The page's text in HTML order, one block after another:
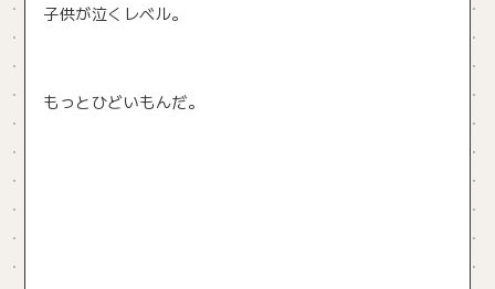
子供が泣くレベル。
もっとひどいもんだ。